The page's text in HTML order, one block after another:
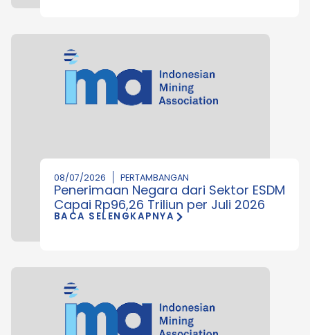
08/07/2026 PERTAMBANGAN
Penerimaan Negara dari Sektor ESDM
Capai Rp96,26 Triliun per Juli 2026
BACA SELENGKAPNYA